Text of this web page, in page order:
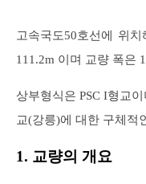
고속국도50호선에 위
111.2m 이며 교량 폭은
상부형식은 PSC I형교
교(강릉)에 대한 구체적
1. 교량의 개요